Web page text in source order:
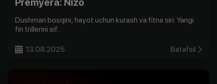
Premyera: Nizo
Dushman bosqini, hayot uchun kurash va fitna siri. Yangi
fin trillerini sif...
13.08.2025 Batafsil